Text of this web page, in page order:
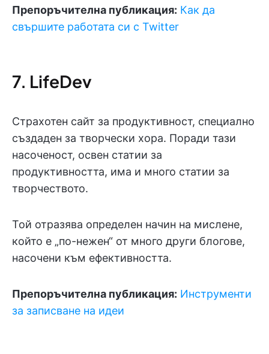
Препоръчителна публикация: Как да
свършите работата си с Twitter
7. LifeDev
Страхотен сайт за продуктивност, специално
създаден за творчески хора. Поради тази
насоченост, освен статии за
продуктивността, има и много статии за
творчеството.
Той отразява определен начин на мислене,
който е „по-нежен“ от много други блогове,
насочени към ефективността.
Препоръчителна публикация: Инструменти
за записване на идеи